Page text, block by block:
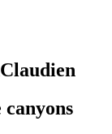
canyons